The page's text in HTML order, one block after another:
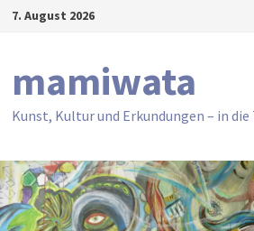
Zum7. August 2026
mamiwata
Kunst, Kultur und Erkundungen – in